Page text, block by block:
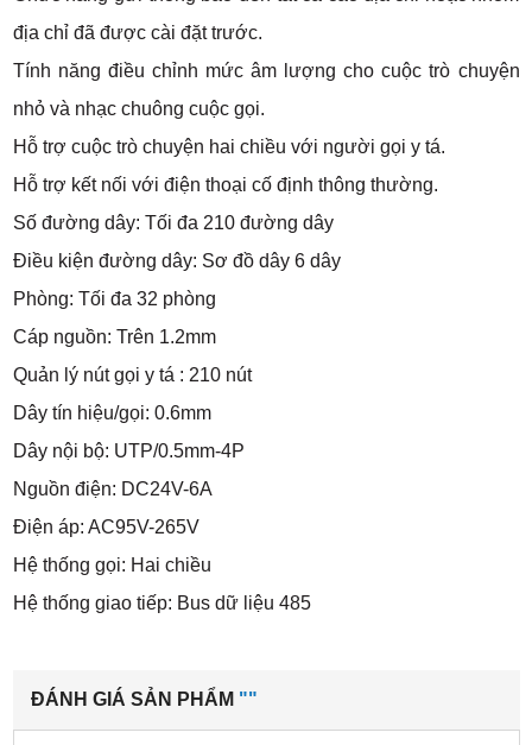
địa chỉ đã được cài đặt trước.
Tính năng điều chỉnh mức âm lượng cho cuộc trò chuyện
nhỏ và nhạc chuông cuộc gọi.
Hỗ trợ cuộc trò chuyện hai chiều với người gọi y tá.
Hỗ trợ kết nối với điện thoại cố định thông thường.
Số đường dây: Tối đa 210 đường dây
Điều kiện đường dây: Sơ đồ dây 6 dây
Phòng: Tối đa 32 phòng
Cáp nguồn: Trên 1.2mm
Quản lý nút gọi y tá : 210 nút
Dây tín hiệu/gọi: 0.6mm
Dây nội bộ: UTP/0.5mm-4P
Nguồn điện: DC24V-6A
Điện áp: AC95V-265V
Hệ thống gọi: Hai chiều
Hệ thống giao tiếp: Bus dữ liệu 485
ĐÁNH GIÁ SẢN PHẨM ""